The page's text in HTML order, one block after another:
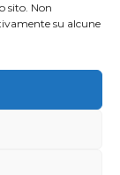
sito. Non
su alcune
DI FASSA RUNNING